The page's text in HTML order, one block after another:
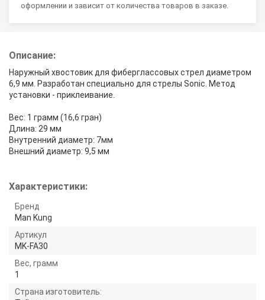
оформлении и зависит от количества товаров в заказе.
Описание:
Наружный хвостовик для фиберглассовых стрел диаметром
6,9 мм. Разработан специально для стрелы Sonic. Метод
установки - приклеивание.
Вес: 1 грамм (16,6 гран)
Длина: 29 мм
Внутренний диаметр: 7мм
Внешний диаметр: 9,5 мм
Характеристики:
Бренд
Man Kung
Артикул
MK-FA30
Вес, грамм
1
Страна изготовитель: